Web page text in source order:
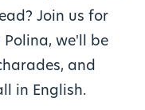
Join us for
Polina, we'll be
and
in English.